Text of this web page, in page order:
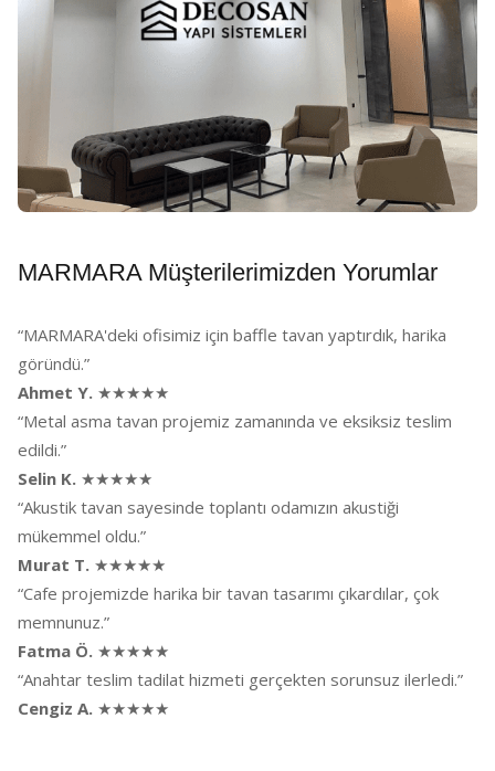
MARMARA Müşterilerimizden Yorumlar
“MARMARA'deki ofisimiz için baffle tavan yaptırdık, harika
göründü.”
Ahmet Y. ★★★★★
“Metal asma tavan projemiz zamanında ve eksiksiz teslim
edildi.”
Selin K. ★★★★★
“Akustik tavan sayesinde toplantı odamızın akustiği
mükemmel oldu.”
Murat T. ★★★★★
“Cafe projemizde harika bir tavan tasarımı çıkardılar, çok
memnunuz.”
Fatma Ö. ★★★★★
“Anahtar teslim tadilat hizmeti gerçekten sorunsuz ilerledi.”
Cengiz A. ★★★★★